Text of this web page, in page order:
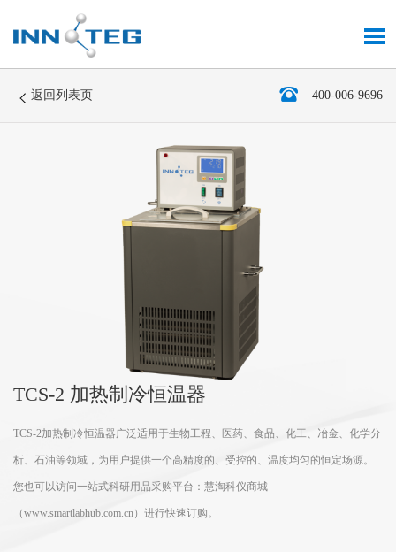
返回列表页 400-006-9696
TCS-2 加热制冷恒温器
TCS-2加热制冷恒温器广泛适用于生物工程、医药、食品、化工、冶金、化学分
析、石油等领域，为用户提供一个高精度的、受控的、温度均匀的恒定场源。
您也可以访问一站式科研用品采购平台：慧淘科仪商城
（www.smartlabhub.com.cn）进行快速订购。